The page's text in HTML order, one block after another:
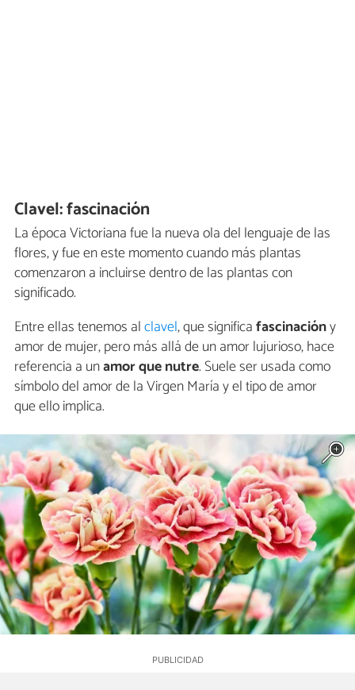
Clavel: fascinación
La época Victoriana fue la nueva ola del lenguaje de las
flores, y fue en este momento cuando más plantas
comenzaron a incluirse dentro de las plantas con
significado.
Entre ellas tenemos alclavel, que significafascinacióny
amor de mujer, pero más allá de un amor lujurioso, hace
referencia a unamor que nutre. Suele ser usada como
símbolo del amor de la Virgen María y el tipo de amor
que ello implica.